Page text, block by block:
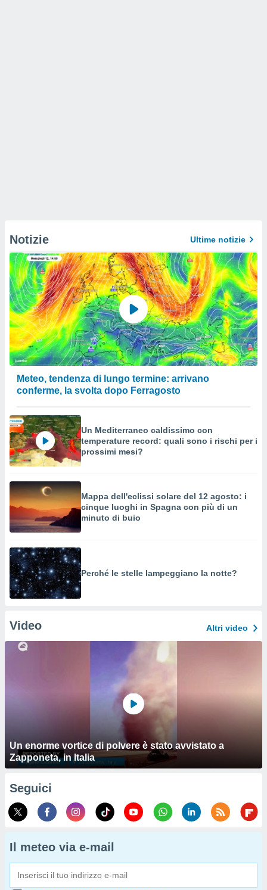
Notizie Ultime notizie
Meteo, tendenza di lungo termine: arrivano
conferme, la svolta dopo Ferragosto
Un Mediterraneo caldissimo con
temperature record: quali sono i rischi per i
prossimi mesi?
Mappa dell'eclissi solare del 12 agosto: i
cinque luoghi in Spagna con più di un
minuto di buio
Perché le stelle lampeggiano la notte?
Video Altri video
Un enorme vortice di polvere è stato avvistato a
Zapponeta, in Italia
Seguici
Il meteo via e-mail